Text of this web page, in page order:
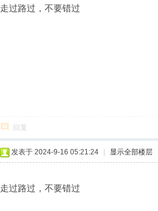
走过路过，不要错过
回复
发表于 2024-9-16 05:21:24 显示全部楼层
走过路过，不要错过